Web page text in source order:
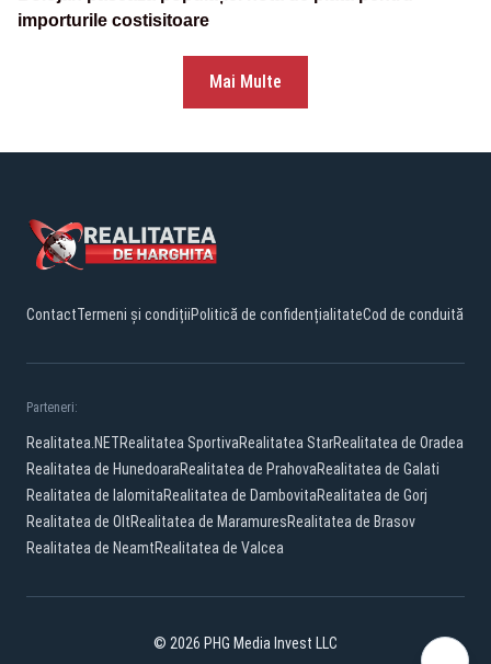
importurile costisitoare
Mai Multe
ContactTermeni și condițiiPolitică de confidențialitateCod de conduită
Parteneri:
Realitatea.NETRealitatea SportivaRealitatea StarRealitatea de Oradea
Realitatea de HunedoaraRealitatea de PrahovaRealitatea de Galati
Realitatea de IalomitaRealitatea de DambovitaRealitatea de Gorj
Realitatea de OltRealitatea de MaramuresRealitatea de Brasov
Realitatea de NeamtRealitatea de Valcea
© 2026 PHG Media Invest LLC